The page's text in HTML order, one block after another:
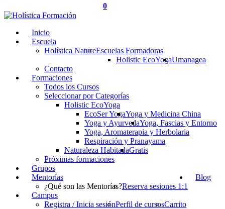
0
Inicio
Escuela
Holística NatureEscuelas Formadoras
Holistic EcoYogaUmanagea
Contacto
Formaciones
Todos los Cursos
Seleccionar por Categorías
Holistic EcoYoga
EcoSer YogaYoga y Medicina China
Yoga y AyurvedaYoga, Fascias y Entorno
Yoga, Aromaterapia y Herbolaria
Respiración y Pranayama
Naturaleza HabitadaGratis
Próximas formaciones
Grupos
Mentorías
¿Qué son las Mentorías?Reserva sesiones 1:1
Blog
Campus
Registra / Inicia sesiónPerfil de cursosCarrito